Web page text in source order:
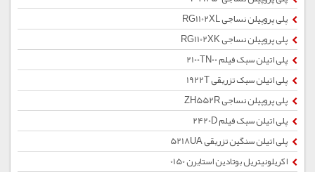
پلی پروپیلن نساجی RG1102XL
پلی پروپیلن نساجی RG1102XK
پلی اتیلن سبک فیلم 2100TN00
پلی اتیلن سبک تزریقی 1922T
پلی پروپیلن نساجی ZH552R
پلی اتیلن سبک فیلم 2420D
پلی اتیلن سنگین تزریقی 5218UA
اکریلونیتریل بوتادین استایرن 0150